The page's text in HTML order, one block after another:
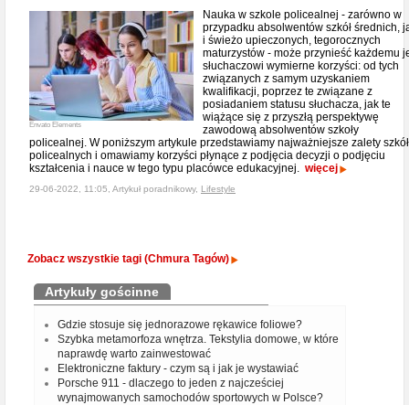
Envato Elements
Nauka w szkole policealnej - zarówno w
przypadku absolwentów szkół średnich,
i świeżo upieczonych, tegorocznych
maturzystów - może przynieść każdemu
słuchaczowi wymierne korzyści: od tych
związanych z samym uzyskaniem
kwalifikacji, poprzez te związane z
posiadaniem statusu słuchacza, jak te
wiążące się z przyszłą perspektywę
zawodową absolwentów szkoły
policealnej. W poniższym artykule przedstawiamy najważniejsze zalety szkół
policealnych i omawiamy korzyści płynące z podjęcia decyzji o podjęciu
kształcenia i nauce w tego typu placówce edukacyjnej. więcej
29-06-2022, 11:05, Artykuł poradnikowy, Lifestyle
Zobacz wszystkie tagi (Chmura Tagów)
Artykuły gościnne
Gdzie stosuje się jednorazowe rękawice foliowe?
Szybka metamorfoza wnętrza. Tekstylia domowe, w które
naprawdę warto zainwestować
Elektroniczne faktury - czym są i jak je wystawiać
Porsche 911 - dlaczego to jeden z najcześciej
wynajmowanych samochodów sportowych w Polsce?